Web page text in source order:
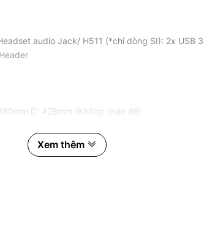
audio Jack/ H511 (*chỉ dòng SI): 2x
D: 428mm (Không chân đế)
Xem thêm